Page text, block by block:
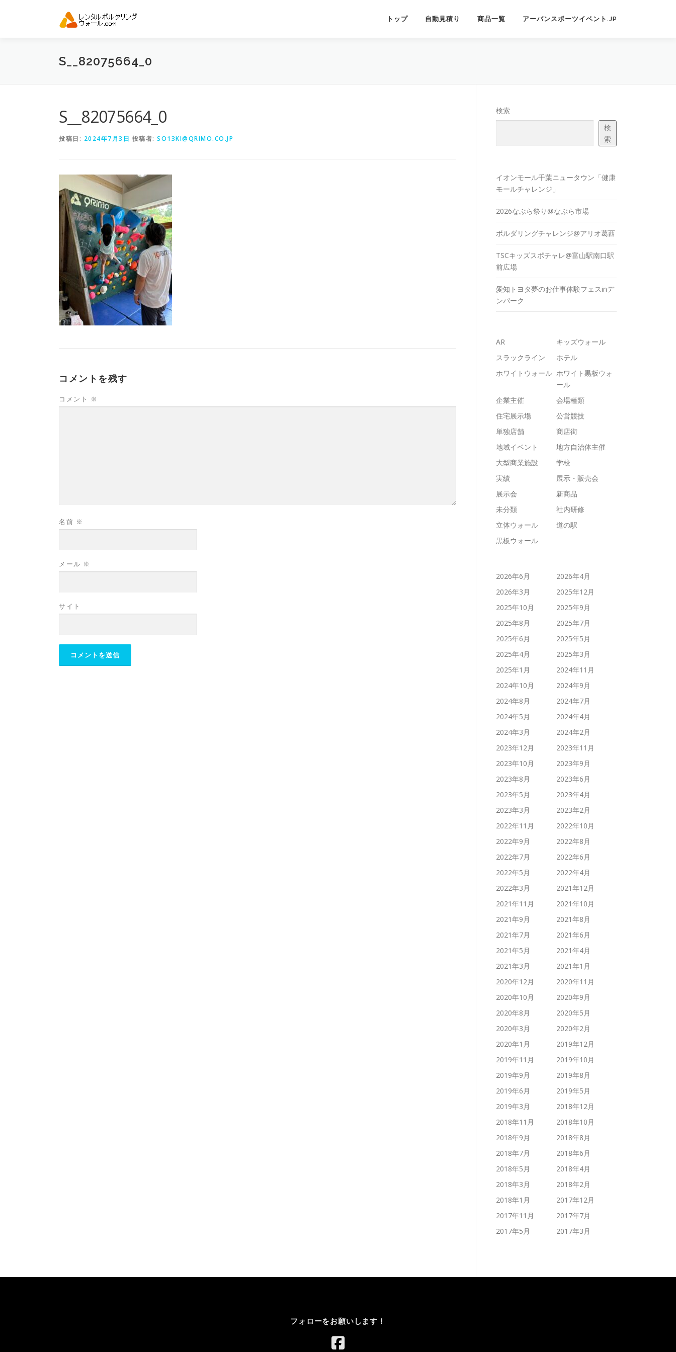
ン
トップ 自動見積り 商品一覧 アーバンスポーツイベント.JP
S__82075664_0
S__82075664_0
投稿日: 2024年7月3日 投稿者: SO13KI@QRIMO.CO.JP
コメントを残す
コメント ※
名前 ※
メール ※
サイト
検索
検
索
イオンモール千葉ニュータウン「健康
モールチャレンジ」
2026なぶら祭り@なぶら市場
ボルダリングチャレンジ@アリオ葛西
TSCキッズスポチャレ@富山駅南口駅
前広場
愛知トヨタ夢のお仕事体験フェスinデ
ンパーク
AR
キッズウォール
スラックライン
ホテル
ホワイトウォール ホワイト黒板ウォ
ール
企業主催
会場種類
住宅展示場
公営競技
単独店舗
商店街
地域イベント
地方自治体主催
大型商業施設
学校
実績
展示・販売会
展示会
新商品
未分類
社内研修
立体ウォール
道の駅
黒板ウォール
2026年6月
2026年4月
2026年3月
2025年12月
2025年10月
2025年9月
2025年8月
2025年7月
2025年6月
2025年5月
2025年4月
2025年3月
2025年1月
2024年11月
2024年10月
2024年9月
2024年8月
2024年7月
2024年5月
2024年4月
2024年3月
2024年2月
2023年12月
2023年11月
2023年10月
2023年9月
2023年8月
2023年6月
2023年5月
2023年4月
2023年3月
2023年2月
2022年11月
2022年10月
2022年9月
2022年8月
2022年7月
2022年6月
2022年5月
2022年4月
2022年3月
2021年12月
2021年11月
2021年10月
2021年9月
2021年8月
2021年7月
2021年6月
2021年5月
2021年4月
2021年3月
2021年1月
2020年12月
2020年11月
2020年10月
2020年9月
2020年8月
2020年5月
2020年3月
2020年2月
2020年1月
2019年12月
2019年11月
2019年10月
2019年9月
2019年8月
2019年6月
2019年5月
2019年3月
2018年12月
2018年11月
2018年10月
2018年9月
2018年8月
2018年7月
2018年6月
2018年5月
2018年4月
2018年3月
2018年2月
2018年1月
2017年12月
2017年11月
2017年7月
2017年5月
2017年3月
フォローをお願いします！